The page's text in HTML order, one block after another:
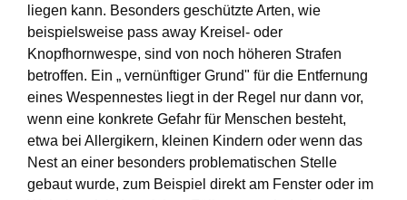
liegen kann. Besonders geschützte Arten, wie
beispielsweise pass away Kreisel- oder
Knopfhornwespe, sind von noch höheren Strafen
betroffen. Ein „ vernünftiger Grund" für die Entfernung
eines Wespennestes liegt in der Regel nur dann vor,
wenn eine konkrete Gefahr für Menschen besteht,
etwa bei Allergikern, kleinen Kindern oder wenn das
Nest an einer besonders problematischen Stelle
gebaut wurde, zum Beispiel direkt am Fenster oder im